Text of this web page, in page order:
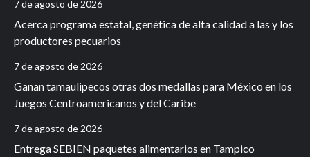
7 de agosto de 2026
Acerca programa estatal, genética de alta calidad a las y los
productores pecuarios
7 de agosto de 2026
Ganan tamaulipecos otras dos medallas para México en los
Juegos Centroamericanos y del Caribe
7 de agosto de 2026
Entrega SEBIEN paquetes alimentarios en Tampico